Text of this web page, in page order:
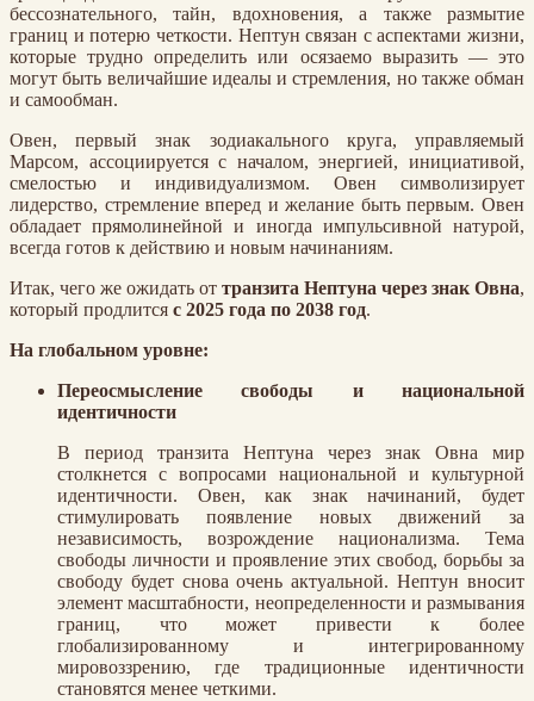
бессознательного, тайн, вдохновения, а также размытие
границ и потерю четкости. Нептун связан с аспектами жизни,
которые трудно определить или осязаемо выразить — это
могут быть величайшие идеалы и стремления, но также обман
и самообман.
Овен, первый знак зодиакального круга, управляемый
Марсом, ассоциируется с началом, энергией, инициативой,
смелостью и индивидуализмом. Овен символизирует
лидерство, стремление вперед и желание быть первым. Овен
обладает прямолинейной и иногда импульсивной натурой,
всегда готов к действию и новым начинаниям.
Итак, чего же ожидать от транзита Нептуна через знак Овна,
который продлится с 2025 года по 2038 год.
На глобальном уровне:
Переосмысление свободы и национальной
идентичности
В период транзита Нептуна через знак Овна мир
столкнется с вопросами национальной и культурной
идентичности. Овен, как знак начинаний, будет
стимулировать появление новых движений за
независимость, возрождение национализма. Тема
свободы личности и проявление этих свобод, борьбы за
свободу будет снова очень актуальной. Нептун вносит
элемент масштабности, неопределенности и размывания
границ, что может привести к более
глобализированному и интегрированному
мировоззрению, где традиционные идентичности
становятся менее четкими.